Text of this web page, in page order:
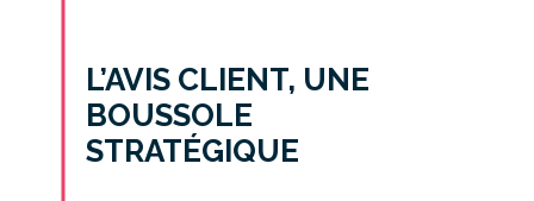
L’AVIS CLIENT, UNE
BOUSSOLE
STRATÉGIQUE